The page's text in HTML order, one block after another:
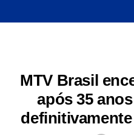
MTV Brasil
após 35